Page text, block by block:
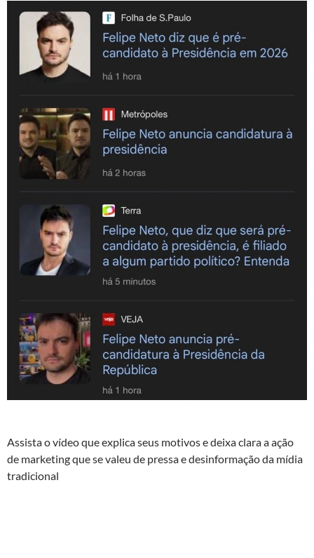
Assista o vídeo que explica seus motivos e deixa clara a ação
de marketing que se valeu de pressa e desinformação da mídia
tradicional